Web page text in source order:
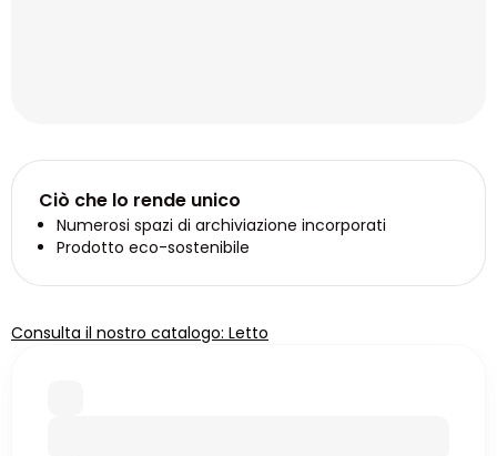
Ciò che lo rende unico
Numerosi spazi di archiviazione incorporati
Prodotto eco-sostenibile
Consulta il nostro catalogo: Letto